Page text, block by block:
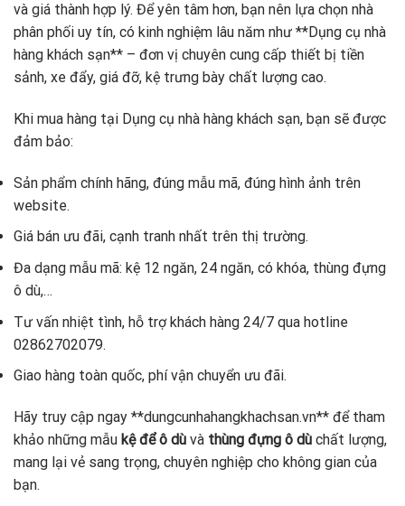
và giá thành hợp lý. Để yên tâm hơn, bạn nên lựa chọn nhà
phân phối uy tín, có kinh nghiệm lâu năm như **Dụng cụ nhà
hàng khách sạn** – đơn vị chuyên cung cấp thiết bị tiền
sảnh, xe đẩy, giá đỡ, kệ trưng bày chất lượng cao.
Khi mua hàng tại Dụng cụ nhà hàng khách sạn, bạn sẽ được
đảm bảo:
Sản phẩm chính hãng, đúng mẫu mã, đúng hình ảnh trên
website.
Giá bán ưu đãi, cạnh tranh nhất trên thị trường.
Đa dạng mẫu mã: kệ 12 ngăn, 24 ngăn, có khóa, thùng đựng
ô dù,…
Tư vấn nhiệt tình, hỗ trợ khách hàng 24/7 qua hotline
02862702079.
Giao hàng toàn quốc, phí vận chuyển ưu đãi.
Hãy truy cập ngay **dungcunhahangkhachsan.vn** để tham
khảo những mẫu kệ để ô dù và thùng đựng ô dù chất lượng,
mang lại vẻ sang trọng, chuyên nghiệp cho không gian của
bạn.